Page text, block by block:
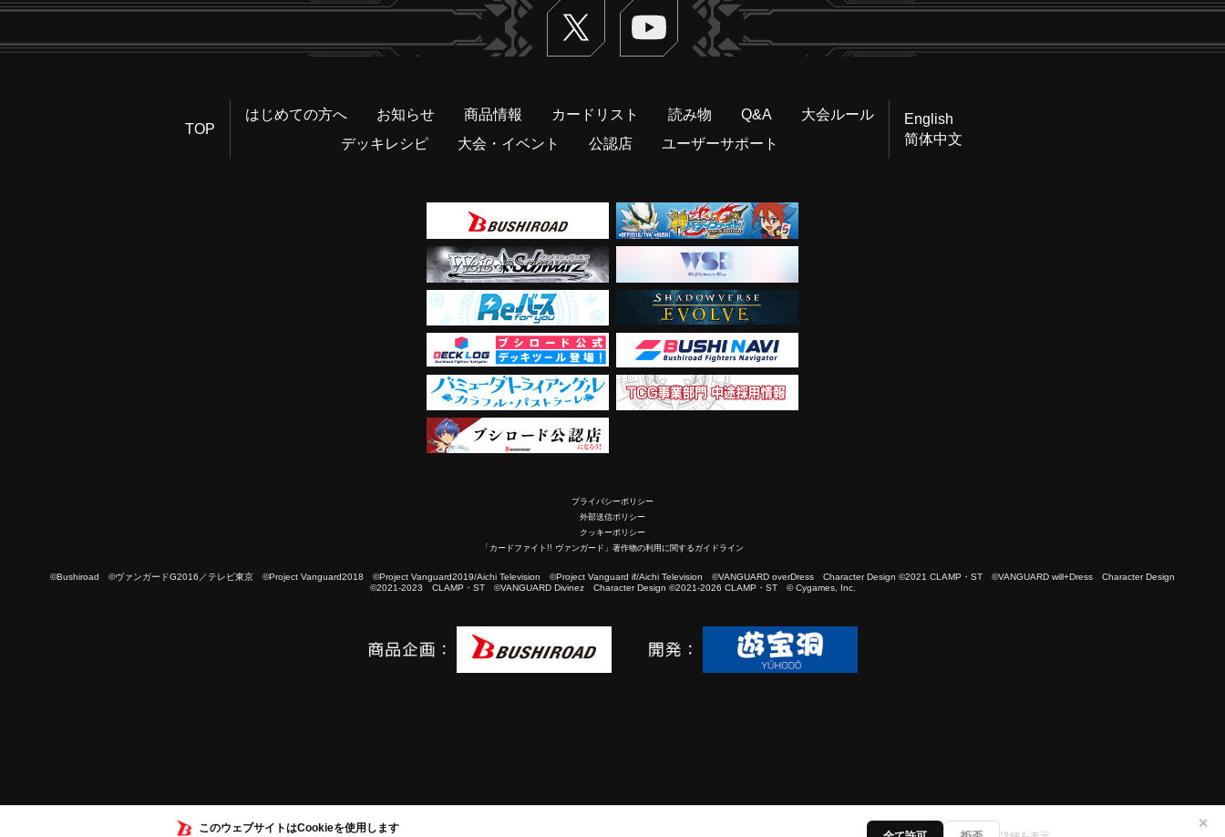
このウェブサイトはCookieを使用します ✕
Twitter ヴァンガードch
TOP
はじめての方へ お知らせ 商品情報 カードリスト 読み物 Q&A
大会ルール
デッキレシピ
大会・イベント 公認店 ユーザーサポート
English
简体中文
プライバシーポリシー
外部送信ポリシー
クッキーポリシー
「カードファイト!! ヴァンガード」著作物の利用に関するガイドライン
©Bushiroad ©ヴァンガードG2016／テレビ東京 ©Project Vanguard2018 ©Project Vanguard2019/Aichi Television ©Project Vanguard if/Aichi Television ©VANGUARD overDress Character Design ©2021 CLAMP・ST ©VANGUARD will+Dress Character Design
©2021-2023 CLAMP・ST ©VANGUARD Divinez Character Design ©2021-2026 CLAMP・ST © Cygames, Inc.